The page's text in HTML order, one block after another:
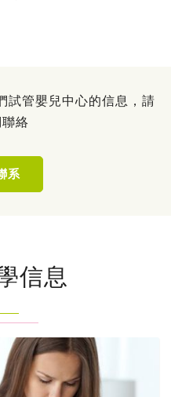
試管嬰兒中心的信息，請
絡
系
信息